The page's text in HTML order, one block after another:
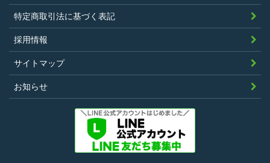
LinkStoreを利用することにより、当社が定
める基準に従ったポイントの付与を受けるこ
とができます。
その他、キャンペーンなど当社の判断により
随時ポイントの付与をすることがあります。
第5条（ポイント利用）
特定商取引法に基づく表記
採用情報
サイトマップ
お知らせ